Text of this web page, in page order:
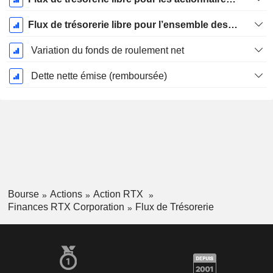
Flux de trésorerie libre pour l’ensemble des pourvoyeurs de fonds (créanciers et actionnaires) FCFF
Variation du fonds de roulement net
Dette nette émise (remboursée)
Bourse Actions
Action RTX
Finances RTX Corporation
Flux de Trésorerie